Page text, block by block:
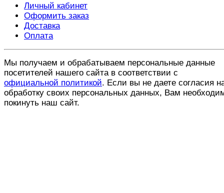
Личный кабинет
Оформить заказ
Доставка
Оплата
Мы получаем и обрабатываем персональные данные
посетителей нашего сайта в соответствии с
официальной политикой. Если вы не даете согласия
обработку своих персональных данных, Вам
покинуть наш сайт.